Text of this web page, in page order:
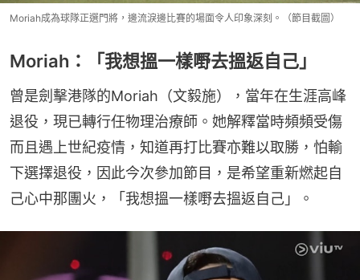
Moriah成為球隊正選門將，邊流淚邊比賽的場面令人印象深刻。（節目截圖）
Moriah：「我想搵一樣嘢去搵返自己」
曾是劍擊港隊的Moriah（文毅施），當年在生涯高峰
退役，現已轉行任物理治療師。她解釋當時頻頻受傷
而且遇上世紀疫情，知道再打比賽亦難以取勝，怕輸
下選擇退役，因此今次參加節目，是希望重新燃起自
己心中那團火，「我想搵一樣嘢去搵返自己」。